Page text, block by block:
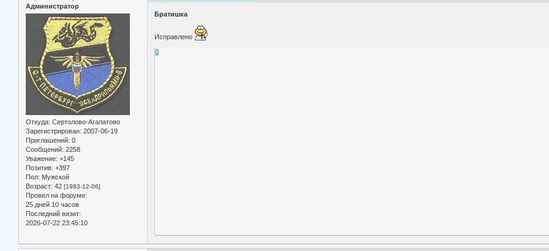
Администратор
Откуда: Сертолово-Агалатово
Зарегистрирован: 2007-06-19
Приглашений: 0
Сообщений: 2258
Уважение: +145
Позитив: +397
Пол: Мужской
Возраст: 42 [1983-12-06]
Провел на форуме:
25 дней 10 часов
Последний визит:
2026-07-22 23:45:10
Братишка
Исправлено
0